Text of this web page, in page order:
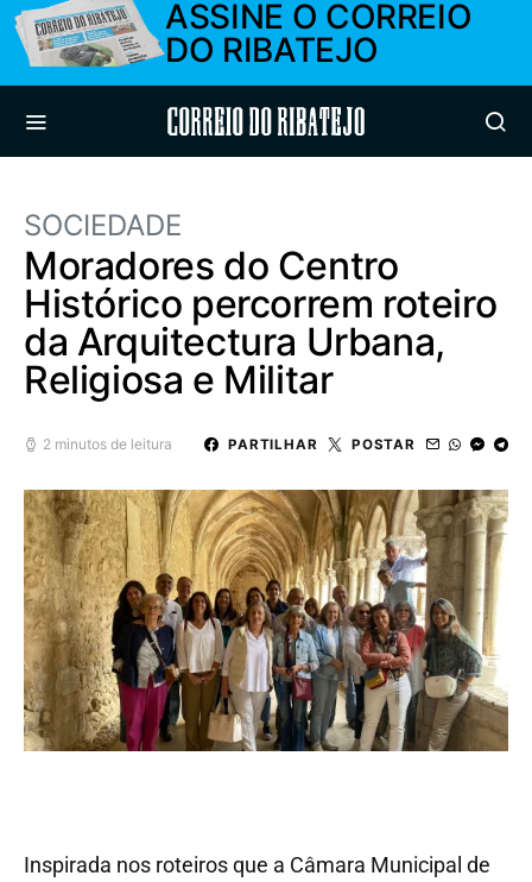
ASSINE O CORREIO
DO RIBATEJO
Correio do Ribatejo
SOCIEDADE
Moradores do Centro
Histórico percorrem roteiro
da Arquitectura Urbana,
Religiosa e Militar
2 minutos de leitura PARTILHAR POSTAR
Inspirada nos roteiros que a Câmara Municipal de